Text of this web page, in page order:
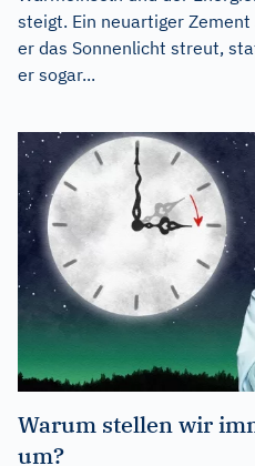
steigt. Ein neuartiger
er das Sonnenlicht streut,
er sogar...
Warum stellen wir
um?